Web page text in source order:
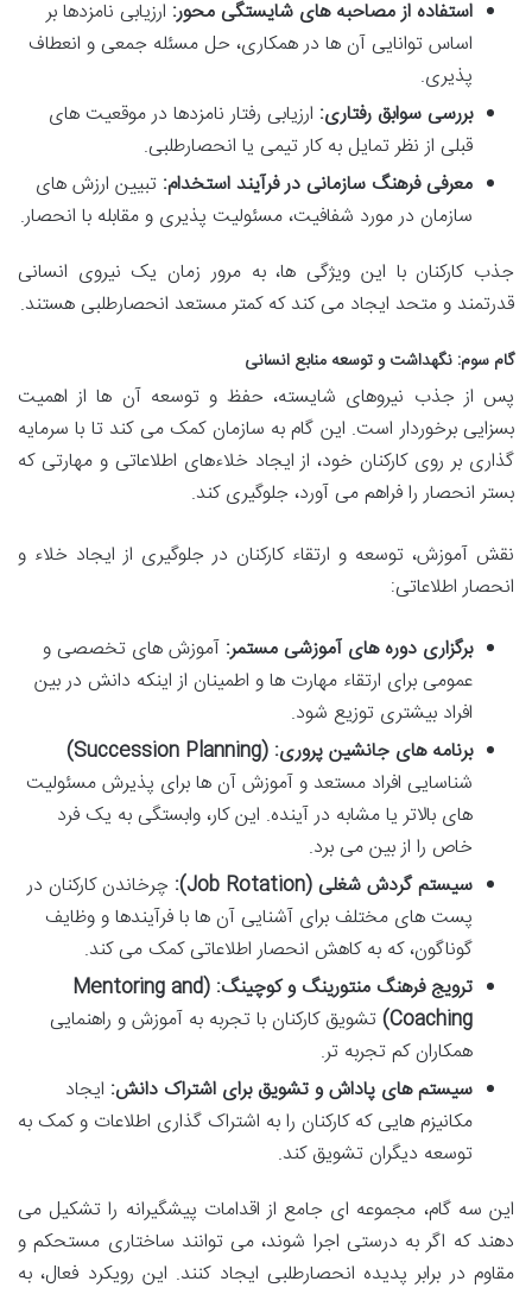
استفاده از مصاحبه های شایستگی محور: ارزیابی نامزدها بر
اساس توانایی آن ها در همکاری، حل مسئله جمعی و انعطاف
پذیری.
بررسی سوابق رفتاری: ارزیابی رفتار نامزدها در موقعیت های
قبلی از نظر تمایل به کار تیمی یا انحصارطلبی.
معرفی فرهنگ سازمانی در فرآیند استخدام: تبیین ارزش های
سازمان در مورد شفافیت، مسئولیت پذیری و مقابله با انحصار.
جذب کارکنان با این ویژگی ها، به مرور زمان یک نیروی انسانی
قدرتمند و متحد ایجاد می کند که کمتر مستعد انحصارطلبی هستند.
گام سوم: نگهداشت و توسعه منابع انسانی
پس از جذب نیروهای شایسته، حفظ و توسعه آن ها از اهمیت
بسزایی برخوردار است. این گام به سازمان کمک می کند تا با سرمایه
گذاری بر روی کارکنان خود، از ایجاد خلاءهای اطلاعاتی و مهارتی که
بستر انحصار را فراهم می آورد، جلوگیری کند.
نقش آموزش، توسعه و ارتقاء کارکنان در جلوگیری از ایجاد خلاء و
انحصار اطلاعاتی:
برگزاری دوره های آموزشی مستمر: آموزش های تخصصی و
عمومی برای ارتقاء مهارت ها و اطمینان از اینکه دانش در بین
افراد بیشتری توزیع شود.
برنامه های جانشین پروری: (Succession Planning)
شناسایی افراد مستعد و آموزش آن ها برای پذیرش مسئولیت
های بالاتر یا مشابه در آینده. این کار، وابستگی به یک فرد
خاص را از بین می برد.
سیستم گردش شغلی (Job Rotation):
چرخاندن کارکنان در
پست های مختلف برای آشنایی آن ها با فرآیندها و وظایف
گوناگون، که به کاهش انحصار اطلاعاتی کمک می کند.
ترویج فرهنگ منتورینگ و کوچینگ: (Mentoring and
Coaching) تشویق کارکنان با تجربه به آموزش و راهنمایی
همکاران کم تجربه تر.
سیستم های پاداش و تشویق برای اشتراک دانش: ایجاد
مکانیزم هایی که کارکنان را به اشتراک گذاری اطلاعات و کمک به
توسعه دیگران تشویق کند.
این سه گام، مجموعه ای جامع از اقدامات پیشگیرانه را تشکیل می
دهند که اگر به درستی اجرا شوند، می توانند ساختاری مستحکم و
مقاوم در برابر پدیده انحصارطلبی ایجاد کنند. این رویکرد فعال، به